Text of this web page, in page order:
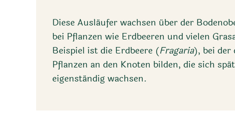
Diese Ausläufer wachsen über der
bei Pflanzen wie Erdbeeren und vielen
Beispiel ist die Erdbeere (Fragaria), bei der
Pflanzen an den Knoten bilden, die sich
eigenständig wachsen.